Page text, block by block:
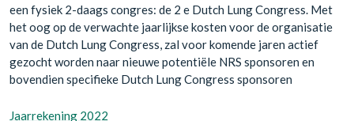
een fysiek 2-daags congres: de 2 e Dutch Lung Congress. Met
het oog op de verwachte jaarlijkse kosten voor de organisatie
van de Dutch Lung Congress, zal voor komende jaren actief
gezocht worden naar nieuwe potentiële NRS sponsoren en
bovendien specifieke Dutch Lung Congress sponsoren
Jaarrekening 2022